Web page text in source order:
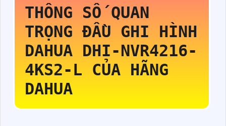
THÔNG SỐ QUAN
TRỌNG ĐẦU GHI HÌNH
DAHUA DHI-NVR4216-
4KS2-L CỦA HÃNG
DAHUA